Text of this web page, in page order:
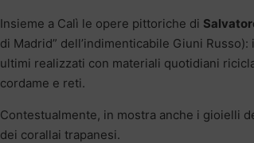
Insieme a Calì le opere pittoriche di
di Madrid” dell’indimenticabile Giuni
ultimi realizzati con materiali quotidiani
cordame e reti.
Contestualmente, in mostra anche i gioielli
dei corallai trapanesi.